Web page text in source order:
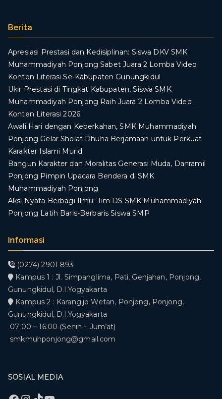
Berita
Apresiasi Prestasi dan Kedisiplinan: Siswa DKV SMK
Muhammadiyah Ponjong Sabet Juara 2 Lomba Video
Konten Literasi Se-Kabupaten Gunungkidul
Ukir Prestasi di Tingkat Kabupaten, Siswa SMK
Muhammadiyah Ponjong Raih Juara 2 Lomba Video
Konten Literasi 2026
Awali Hari dengan Keberkahan, SMK Muhammadiyah
Ponjong Gelar Sholat Dhuha Berjamaah untuk Perkuat
Karakter Islami Murid
Bangun Karakter dan Moralitas Generasi Muda, Danramil
Ponjong Pimpin Upacara Bendera di SMK
Muhammadiyah Ponjong
​Aksi Nyata Berbagi Ilmu: Tim DS SMK Muhammadiyah
Ponjong Latih Baris-Berbaris Siswa SMP
Informasi
(0274) 2901 893
Kampus 1 : Jl. Simpanglima, Pati, Genjahan, Ponjong,
Gunungkidul, D.I.Yogyakarta
Kampus 2 : Karangijo Wetan, Ponjong, Ponjong,
Gunungkidul, D.I.Yogyakarta
07:00 – 16:00 (Senin – Jum’at)
smkmuhponjong@gmail.com
SOSIAL MEDIA